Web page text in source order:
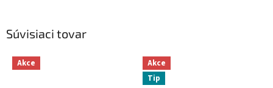
Súvisiaci tovar
Akce
Akce
Tip